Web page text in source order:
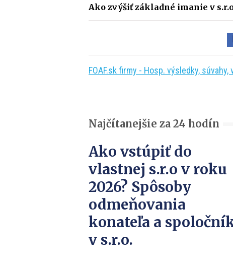
Ako zvýšiť základné imanie v
FOAF.sk firmy - Hosp. výsledky,
Najčítanejšie za 24 hodín
Ako vstúpiť do
vlastnej s.r.o v roku
2026? Spôsoby
odmeňovania
konateľa a
v s.r.o.